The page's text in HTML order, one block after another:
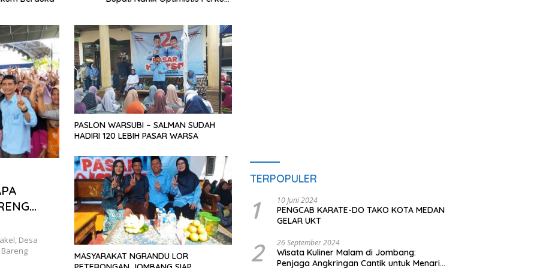
Desa
PASLON WARSUBI – SALMAN SUDAH
HADIRI 120 LEBIH PASAR WARSA
MASYARAKAT NGRANDU LOR
TERPOPULER
1 10 Juni 2024
PENGCAB KARATE-DO TAKO KOTA MEDAN
GELAR UKT
2 26 September 2024
Wisata Kuliner Malam di Jombang:
Penjaga Angkringan Cantik untuk Menarik